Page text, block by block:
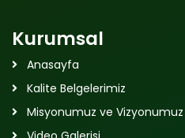
Kurumsal
Anasayfa
Kalite Belgelerimiz
Misyonumuz ve Vizyonumuz